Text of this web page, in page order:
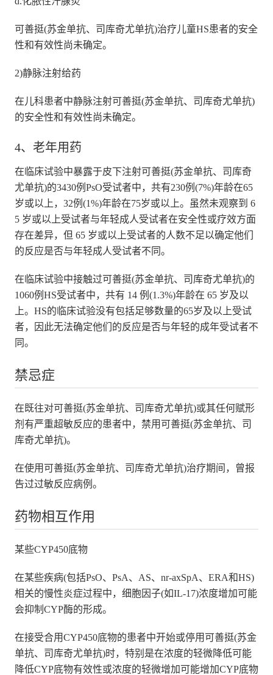
可善挺(苏金单抗、司库奇尤单抗)治疗儿童HS患者的安全
性和有效性尚未确定。
2)静脉注射给药
在儿科患者中静脉注射可善挺(苏金单抗、司库奇尤单抗)
的安全性和有效性尚未确定。
4、老年用药
在临床试验中暴露于皮下注射可善挺(苏金单抗、司库奇
尤单抗)的3430例PsO受试者中，共有230例(7%)年龄在65
岁或以上，32例(1%)年龄在75岁或以上。虽然未观察到 6
5 岁或以上受试者与年轻成人受试者在安全性或疗效方面
存在差异，但 65 岁或以上受试者的人数不足以确定他们
的反应是否与年轻成人受试者不同。
在临床试验中接触过可善挺(苏金单抗、司库奇尤单抗)的
1060例HS受试者中，共有 14 例(1.3%)年龄在 65 岁及以
上。HS的临床试验没有包括足够数量的65岁及以上受试
者，因此无法确定他们的反应是否与年轻的成年受试者不
同。
禁忌症
在既往对可善挺(苏金单抗、司库奇尤单抗)或其任何赋形
剂有严重超敏反应的患者中，禁用可善挺(苏金单抗、司
库奇尤单抗)。
在使用可善挺(苏金单抗、司库奇尤单抗)治疗期间，曾报
告过过敏反应病例。
药物相互作用
某些CYP450底物
在某些疾病(包括PsO、PsA、AS、nr-axSpA、ERA和HS)
相关的慢性炎症过程中，细胞因子(如IL-17)浓度增加可能
会抑制CYP酶的形成。
在接受合用CYP450底物的患者中开始或停用可善挺(苏金
单抗、司库奇尤单抗)时，特别是在浓度的轻微降低可能
降低CYP底物有效性或浓度的轻微增加可能增加CYP底物